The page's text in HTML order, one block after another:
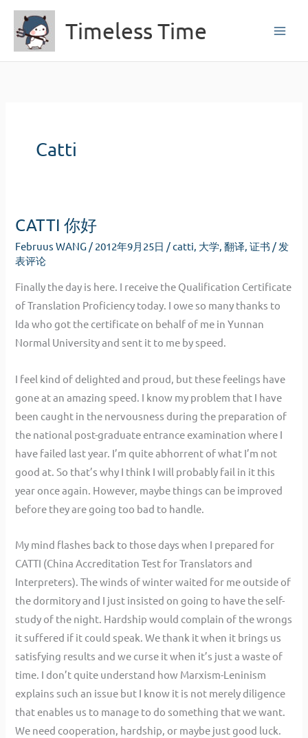
容
Timeless Time
Catti
CATTI 你好
Februus WANG / 2012年9月25日 /catti 大学 ,翻译 ,证书 / 发
表评论
Finally the day is here. I receive the Qualification Certificate
of Translation Proficiency today. I owe so many thanks to
Ida who got the certificate on behalf of me in Yunnan
Normal University and sent it to me by speed.
I feel kind of delighted and proud, but these feelings have
gone at an amazing speed. I know my problem that I have
been caught in the nervousness during the preparation of
the national post-graduate entrance examination where I
have failed last year. I’m quite abhorrent of what I’m not
good at. So that’s why I think I will probably fail in it this
year once again. However, maybe things can be improved
before they are going too bad to handle.
My mind flashes back to those days when I prepared for
CATTI (China Accreditation Test for Translators and
Interpreters). The winds of winter waited for me outside of
the dormitory and I just insisted on going to have the self-
study of the night. Hardship would complain of the wrongs
it suffered if it could speak. We thank it when it brings us
satisfying results and we curse it when it’s just a waste of
time. I don’t quite understand how Marxism-Leninism
explains such an issue but I know it is not merely diligence
that enables us to manage to do something that we want.
We need cooperation, hardship, or maybe just good luck.